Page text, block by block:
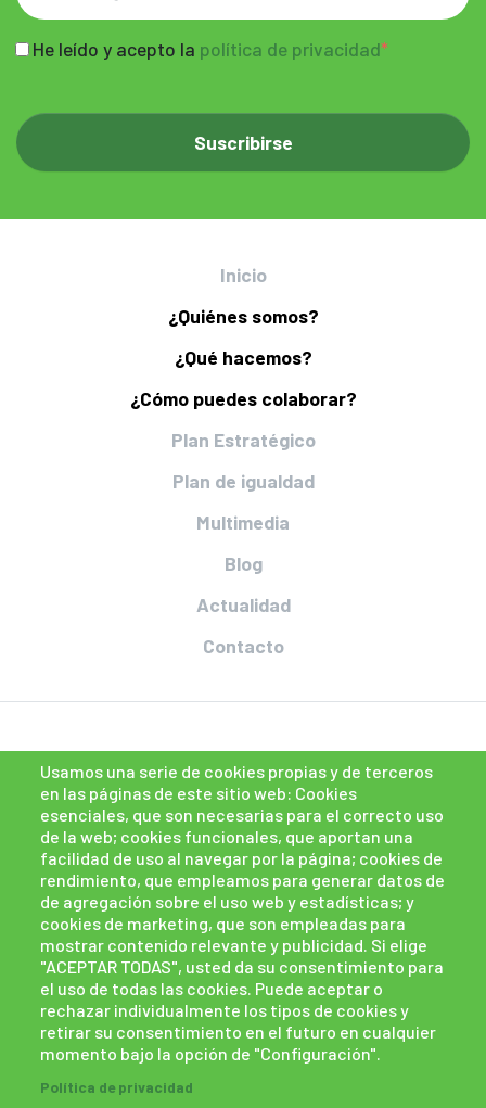
He leído y acepto la política de privacidad
Usamos una serie de cookies propias y de terceros
en las páginas de este sitio web: Cookies
esenciales, que son necesarias para el correcto uso
de la web; cookies funcionales, que aportan una
facilidad de uso al navegar por la página; cookies de
rendimiento, que empleamos para generar datos de
de agregación sobre el uso web y estadísticas; y
cookies de marketing, que son empleadas para
mostrar contenido relevante y publicidad. Si elige
"ACEPTAR TODAS", usted da su consentimiento para
el uso de todas las cookies. Puede aceptar o
rechazar individualmente los tipos de cookies y
retirar su consentimiento en el futuro en cualquier
momento bajo la opción de "Configuración".
Política de privacidad
Inicio
¿Quiénes somos?
¿Qué hacemos?
¿Cómo puedes colaborar?
Plan Estratégico
Plan de igualdad
Multimedia
Blog
Actualidad
Contacto
Política de cookies
Políticas de privacidad